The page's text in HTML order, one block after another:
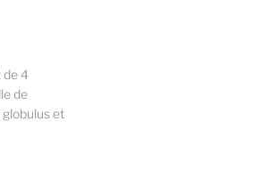
de 4
de
et